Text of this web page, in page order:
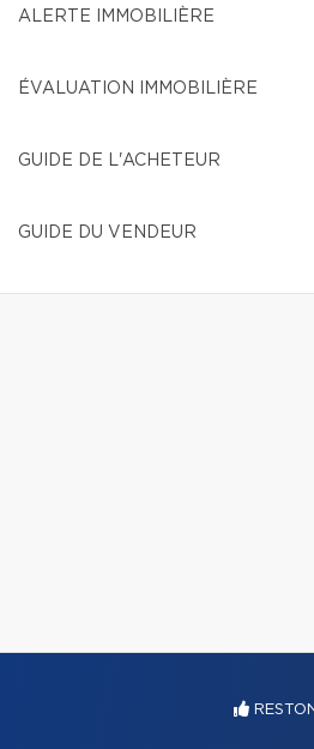
ALERTE IMMOBILIÈRE
ÉVALUATION IMMOBILIÈRE
GUIDE DE L'ACHETEUR
GUIDE DU VENDEUR